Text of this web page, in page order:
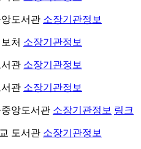
도서관 소장기관정보
처 소장기관정보
관 소장기관정보
관 소장기관정보
앙도서관 소장기관정보 링크
도서관 소장기관정보